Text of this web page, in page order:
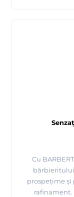
Cu
prospețime și
rafinament.